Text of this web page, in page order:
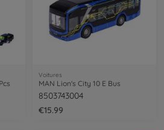
Voitures
MAN Lion's City 10 E Bus
8503743004
€15.99